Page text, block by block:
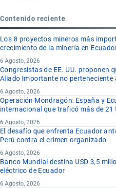
Contenido reciente
Los 8 proyectos mineros más
crecimiento de la minería en
6 Agosto, 2026
Congresistas de EE. UU. proponen
Aliado Importante no perteneciente
6 Agosto, 2026
Operación Mondragón: España y
internacional que traficó más de 21
6 Agosto, 2026
El desafío que enfrenta Ecuador
Perú contra el crimen organizado
6 Agosto, 2026
Banco Mundial destina USD 3,5
eléctrico de Ecuador
6 Agosto, 2026